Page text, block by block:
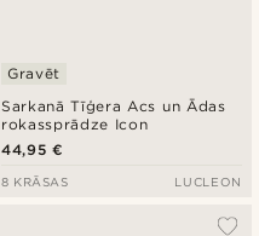
Sarkanā Tīģera Acs un Ādas
rokassprādze Icon
Gravēt
44,95 €
8 KRĀSAS LUCLEON